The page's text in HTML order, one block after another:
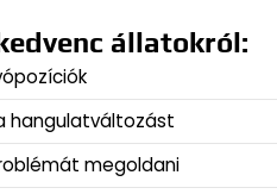
állatokról:
hangulatváltozást
megoldani